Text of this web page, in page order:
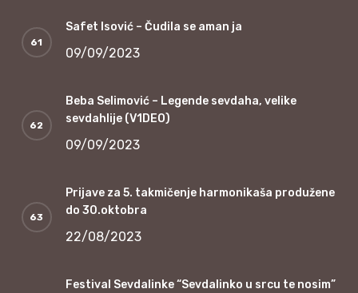
Safet Isović – Čudila se aman ja
09/09/2023
Beba Selimović – Legende sevdaha, velike
sevdahlije (V1DEO)
09/09/2023
Prijave za 5. takmičenje harmonikaša produžene
do 30.oktobra
22/08/2023
Festival Sevdalinke “Sevdalinko u srcu te nosim”